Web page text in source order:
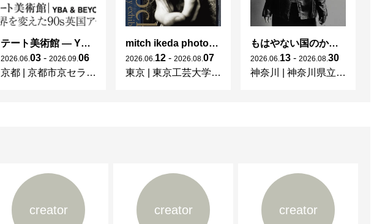
テート美術館 ― YBA & BEYOND 世界を変えた90s英国アート
2026 06 03 - 2026 09 06
京都
京都市京セラ美術館
mitch ikeda photography exhibition「rocks」
2026 06 12 - 2026 08 07
東京
東京工芸大学 写大ギャラリー
もはやない国のかつてない光 東ドイツの女性写真家たち
2026 06 13 - 2026 08 30
神奈川
神奈川県立近代美術館 葉山
creator creator creator